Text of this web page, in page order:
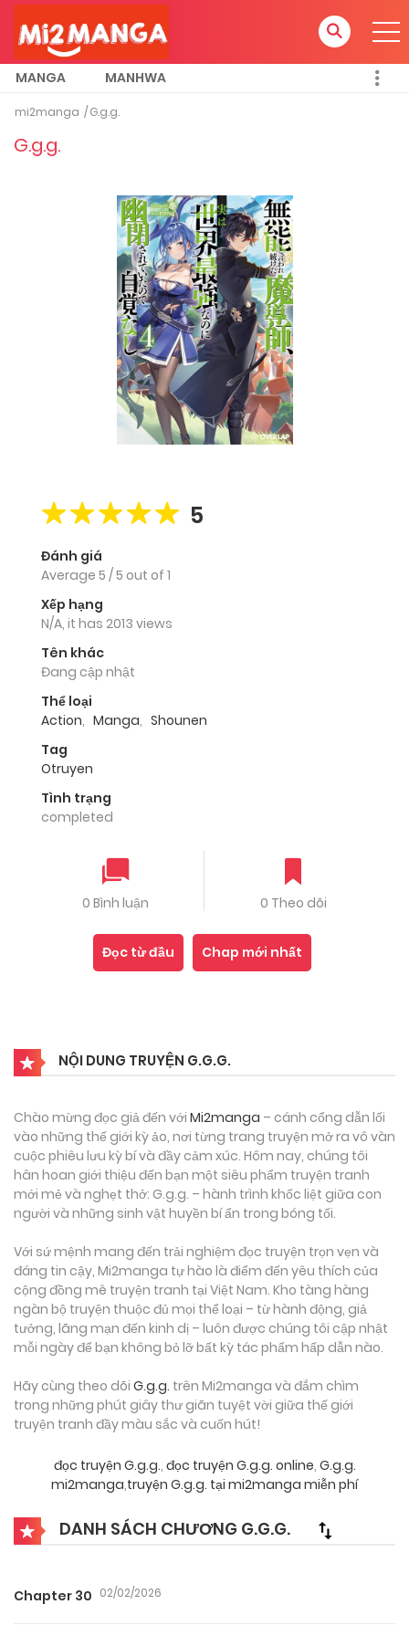
MANGA MANHWA
mi2manga G.g.g.
G.g.g.
5
Đánh giá
Average 5 /5 out of 1
Xếp hạng
N/A, it has 2013 views
Tên khác
Đang cập nhật
Thể loại
Action, Manga, Shounen
Tag
Otruyen
Tình trạng
completed
0 Bình luận 0 Theo dõi
Đọc từ đầu Chap mới nhất
NỘI DUNG TRUYỆN G.G.G.
Chào mừng đọc giả đến với Mi2manga – cánh cổng dẫn lối
vào những thế giới kỳ ảo, nơi từng trang truyện mở ra vô vàn
cuộc phiêu lưu kỳ bí và đầy cảm xúc. Hôm nay, chúng tôi
hân hoan giới thiệu đến bạn một siêu phẩm truyện tranh
mới mẻ và nghẹt thở: G.g.g. – hành trình khốc liệt giữa con
người và những sinh vật huyền bí ẩn trong bóng tối.
Với sứ mệnh mang đến trải nghiệm đọc truyện trọn vẹn và
đáng tin cậy, Mi2manga tự hào là điểm đến yêu thích của
cộng đồng mê truyện tranh tại Việt Nam. Kho tàng hàng
ngàn bộ truyện thuộc đủ mọi thể loại – từ hành động, giả
tưởng, lãng mạn đến kinh dị – luôn được chúng tôi cập nhật
mỗi ngày để bạn không bỏ lỡ bất kỳ tác phẩm hấp dẫn nào.
Hãy cùng theo dõi G.g.g. trên Mi2manga và đắm chìm
trong những phút giây thư giãn tuyệt vời giữa thế giới
truyện tranh đầy màu sắc và cuốn hút!
đọc truyện G.g.g., đọc truyện G.g.g. online, G.g.g.
mi2manga,truyện G.g.g. tại mi2manga miễn phí
DANH SÁCH CHƯƠNG G.G.G.
Chapter 30 02/02/2026